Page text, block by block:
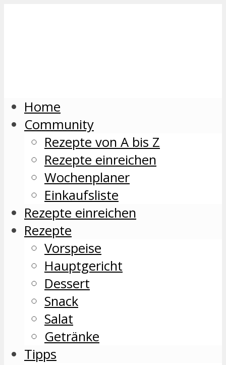
Home
Community
Rezepte von A bis Z
Rezepte einreichen
Wochenplaner
Einkaufsliste
Rezepte einreichen
Rezepte
Vorspeise
Hauptgericht
Dessert
Snack
Salat
Getränke
Tipps